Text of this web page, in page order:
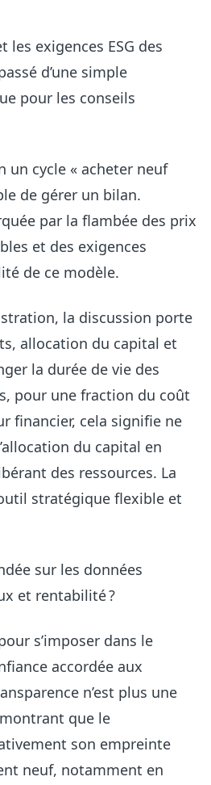
exigences ESG des
d’une simple
pour les conseils
un cycle « acheter neuf
de gérer un bilan.
par la flambée des prix
et des exigences
de ce modèle.
la discussion porte
allocation du capital et
la durée de vie des
pour une fraction du coût
financier, cela signifie ne
du capital en
des ressources. La
stratégique flexible et
sur les données
et rentabilité ?
s’imposer dans le
accordée aux
n’est plus une
que le
son empreinte
neuf, notamment en